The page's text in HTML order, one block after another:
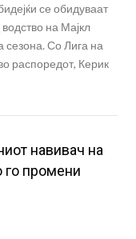
се обидуваат
на Мајкл
сезона. Со Лига на
распоредот, Керик
навивач на
го промени